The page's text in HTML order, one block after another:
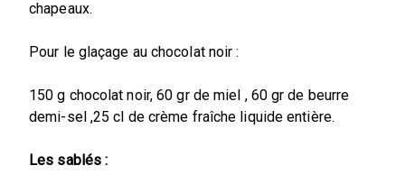
chapeaux.
Pour le glaçage au chocolat noir :
150 g chocolat noir, 60 gr de miel , 60 gr de beurre
demi-sel ,25 cl de crème fraîche liquide entière.
Les sablés :